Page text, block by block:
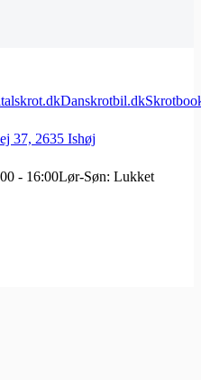
Danskrotbil.dk
37, 2635 Ishøj
- 16:00Lør-Søn: Lukket